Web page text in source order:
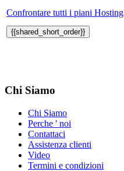
Confrontare tutti i piani Hosting
{{shared_short_order}}
Chi Siamo
Chi Siamo
Perche ' noi
Contattaci
Assistenza clienti
Video
Termini e condizioni